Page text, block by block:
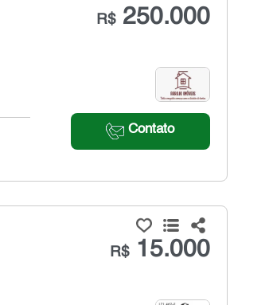
R$250.000
Contato
R$15.000